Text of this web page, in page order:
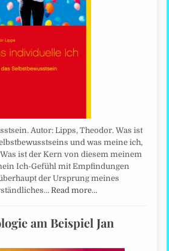
Autor: Lipps, Theodor. Was ist
und was meine ich,
ist der Kern von diesem meinem
Ich-Gefühl mit Empfindungen
der Ursprung meines
Read more…
am Beispiel Jan